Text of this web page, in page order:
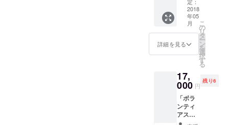
月以内
に発送
させて
頂きま
す。詳
細は随
7曲予
◯LIVE
DVD「
深居優
治演目
リクノ
コト
ウ-」収
録 ◯
アート
ブック
定：
2018
年05
月
詳細を見る
こ
の
リ
タ
ー
ン
を
選
択
す
る
17,
000 円
残り6
「ボラ
ンティ
アス
タッ